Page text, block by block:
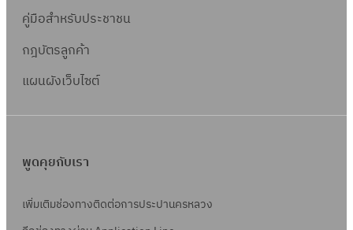
คู่มือสำหรับประชาชน
กฎบัตรลูกค้า
แผนผังเว็บไซต์
พูดคุยกับเรา
เพิ่มเติมช่องทางติดต่อการประปานครหลวง